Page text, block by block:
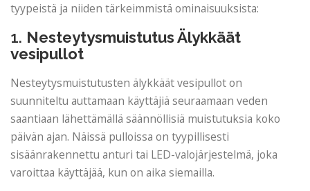
tyypeistä ja niiden tärkeimmistä ominaisuuksista:
1. Nesteytysmuistutus Älykkäät
vesipullot
Nesteytysmuistutusten älykkäät vesipullot on
suunniteltu auttamaan käyttäjiä seuraamaan veden
saantiaan lähettämällä säännöllisiä muistutuksia koko
päivän ajan. Näissä pulloissa on tyypillisesti
sisäänrakennettu anturi tai LED-valojärjestelmä, joka
varoittaa käyttäjää, kun on aika siemailla.